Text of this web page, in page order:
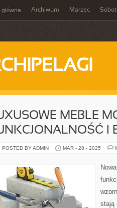
Archiwum Marzec
MEBLE
I
POSTED BY ADMIN MAR - 28 - 2025
stają